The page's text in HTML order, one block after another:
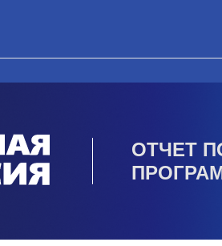
ОТЧЕТ